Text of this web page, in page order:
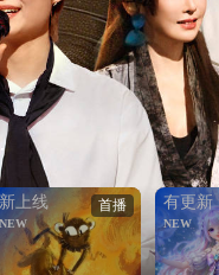
首播
新上线
NEW
有更新
NEW